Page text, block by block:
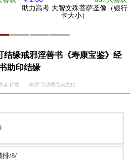
助力高考 大智文殊菩萨圣像（银行
卡大小）
结缘戒邪淫善书《寿康宝鉴》经
助印结缘
:转载 来源:万佛楼经典文化
排/8/